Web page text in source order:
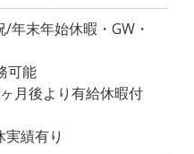
末年始休暇・GW・
可能
月後より有給休暇付
績有り